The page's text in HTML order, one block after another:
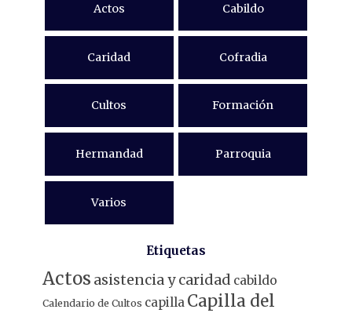
Actos Cabildo
Caridad Cofradia
Cultos Formación
Hermandad Parroquia
Varios
Etiquetas
Actos asistencia y caridad cabildo
Calendario de Cultos capilla Capilla del